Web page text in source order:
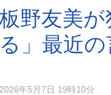
板野友美
る」最近
2026年5月7日 19時10分